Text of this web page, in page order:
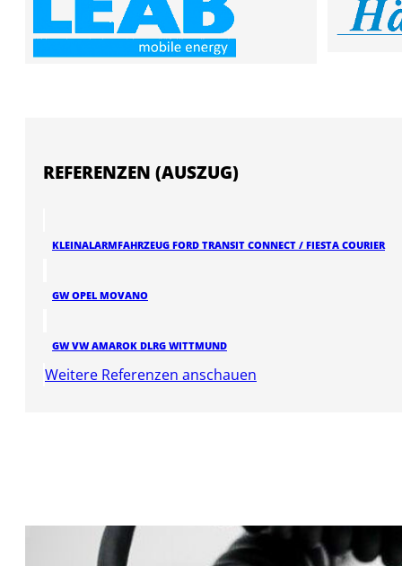
REFERENZEN (AUSZUG)
KLEINALARMFAHRZEUG FORD TRANSIT CONNECT / FIESTA COURIER
GW OPEL MOVANO
GW VW AMAROK DLRG WITTMUND
Weitere Referenzen anschauen